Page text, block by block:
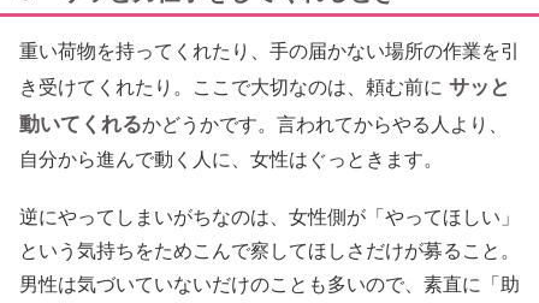
重い荷物を持ってくれたり、手の届かない場所の作業を引
き受けてくれたり。ここで大切なのは、頼む前に サッと
動いてくれるかどうかです。言われてからやる人より、
自分から進んで動く人に、女性はぐっときます。
逆にやってしまいがちなのは、女性側が「やってほしい」
という気持ちをためこんで察してほしさだけが募ること。
男性は気づいていないだけのことも多いので、素直に「助